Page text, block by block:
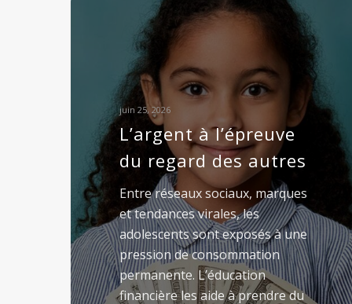
juin 25, 2026
L’argent à l’épreuve
du regard des autres
Entre réseaux sociaux, marques
et tendances virales, les
adolescents sont exposés à une
pression de consommation
permanente. L’éducation
financière les aide à prendre du